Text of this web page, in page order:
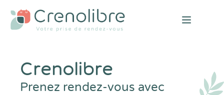
Open
Crenolibre
Prenez rendez-vous avec